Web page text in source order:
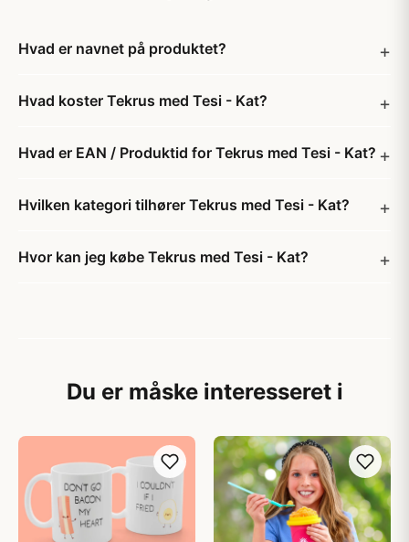
Hvad er navnet på produktet?
Hvad koster Tekrus med Tesi - Kat?
Hvad er EAN / Produktid for Tekrus med Tesi - Kat?
Hvilken kategori tilhører Tekrus med Tesi - Kat?
Hvor kan jeg købe Tekrus med Tesi - Kat?
Du er måske interesseret i